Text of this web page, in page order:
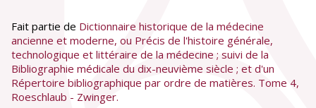
Fait partie de Dictionnaire historique de la médecine
ancienne et moderne, ou Précis de l'histoire générale,
technologique et littéraire de la médecine ; suivi de la
Bibliographie médicale du dix-neuvième siècle ; et d'un
Répertoire bibliographique par ordre de matières. Tome 4,
Roeschlaub - Zwinger.